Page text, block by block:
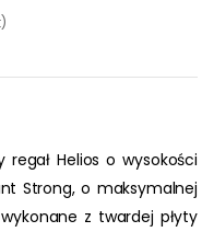
Helios o wysokości
Strong, o maksymalnej
z twardej płyty